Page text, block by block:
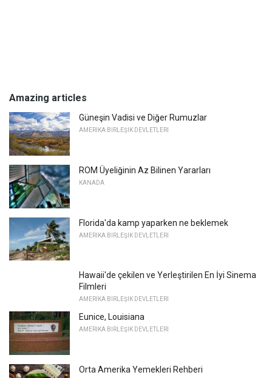
Amazing articles
Güneşin Vadisi ve Diğer Rumuzlar
AMERIKA BIRLEŞIK DEVLETLERI
ROM Üyeliğinin Az Bilinen Yararları
KANADA
Florida'da kamp yaparken ne beklemek
AMERIKA BIRLEŞIK DEVLETLERI
Hawaii'de çekilen ve Yerleştirilen En İyi Sinema
Filmleri
AMERIKA BIRLEŞIK DEVLETLERI
Eunice, Louisiana
AMERIKA BIRLEŞIK DEVLETLERI
Orta Amerika Yemekleri Rehberi